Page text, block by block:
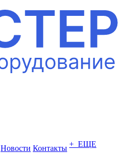
Новости Контакты + ЕЩЕ